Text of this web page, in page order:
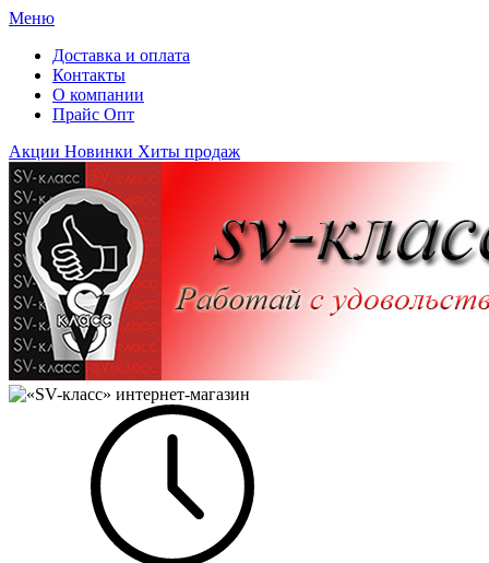
Меню
Доставка и оплата
Контакты
О компании
Прайс Опт
Акции Новинки Хиты продаж